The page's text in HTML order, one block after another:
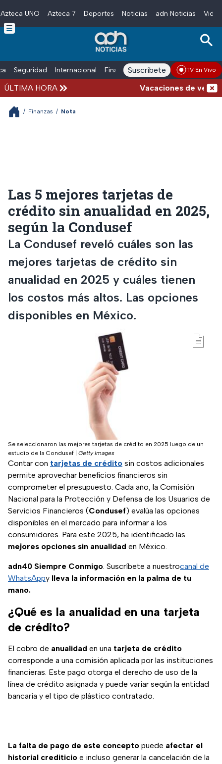
Skip to main content
Azteca UNO Azteca 7 Deportes Noticias adn Noticias
Seguridad Internacional Finanzas adn Noticias Radio
Suscríbete TV En Vivo
ÚLTIMA HORA Vacaciones de verano
/ Finanzas / Nota
Las 5 mejores tarjetas de
crédito sin anualidad en 2025,
según la Condusef
La Condusef reveló cuáles son las
mejores tarjetas de crédito sin
anualidad en 2025 y cuáles tienen
los costos más altos. Las opciones
disponibles en México.
Se seleccionaron las mejores tarjetas de crédito en 2025 luego de un
estudio de la Condusef
Getty Images
Contar con tarjetas de crédito sin costos adicionales
permite aprovechar beneficios financieros sin
comprometer el presupuesto. Cada año, la Comisión
Nacional para la Protección y Defensa de los Usuarios de
Servicios Financieros (Condusef) evalúa las opciones
disponibles en el mercado para informar a los
consumidores. Para este 2025, ha identificado las
mejores opciones sin anualidad en México.
adn40 Siempre Conmigo. Suscríbete a nuestrocanal de
WhatsAppy lleva la información en la palma de tu
mano.
¿Qué es la anualidad en una tarjeta
de crédito?
El cobro de anualidad en una tarjeta de crédito
corresponde a una comisión aplicada por las instituciones
financieras. Este pago otorga el derecho de uso de la
línea de crédito asignada y puede variar según la entidad
bancaria y el tipo de plástico contratado.
La falta de pago de este concepto puede afectar el
historial crediticio e incluso generar la cancelación de la